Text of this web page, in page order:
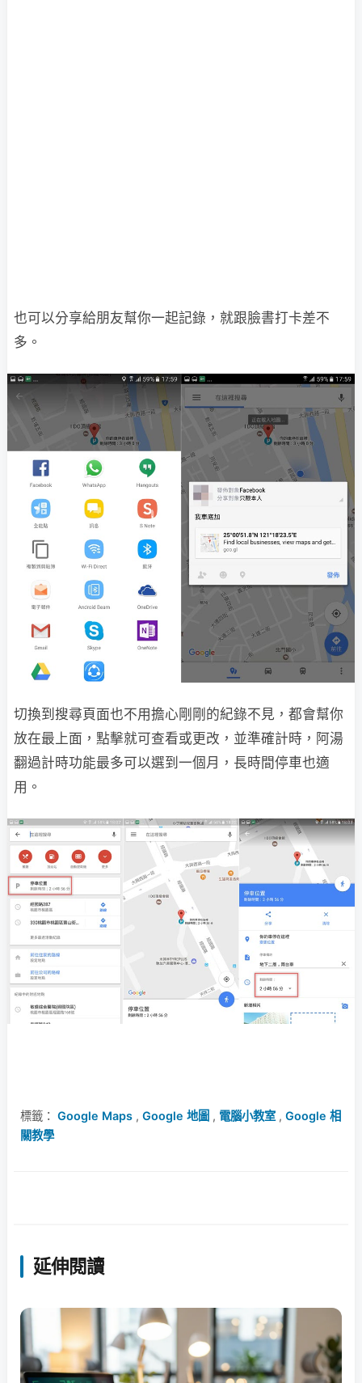
也可以分享給朋友幫你一起記錄，就跟臉書打卡差不
多。
切換到搜尋頁面也不用擔心剛剛的紀錄不見，都會幫你
放在最上面，點擊就可查看或更改，並準確計時，阿湯
翻過計時功能最多可以選到一個月，長時間停車也適
用。
標籤： Google Maps , Google 地圖 , 電腦小教室 , Google 相
關教學
延伸閱讀